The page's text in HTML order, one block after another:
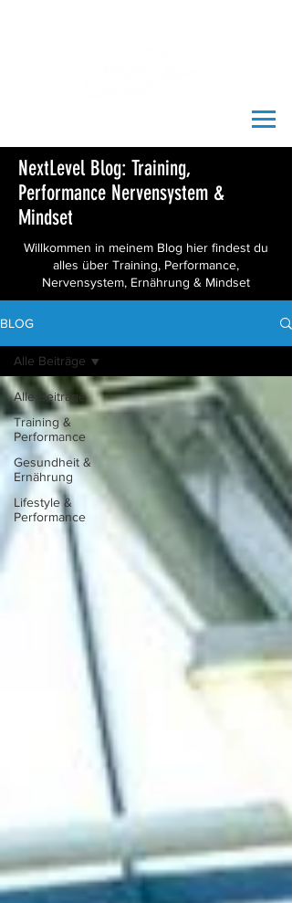
NextLevel Blog: Training,
Performance Nervensystem &
Mindset
Willkommen in meinem Blog hier findest du
alles über Training, Performance,
Nervensystem, Ernährung & Mindset
BLOG
Alle Beiträge
Training &
Performance
Gesundheit &
Ernährung
Lifestyle &
Performance
Alle Beiträge